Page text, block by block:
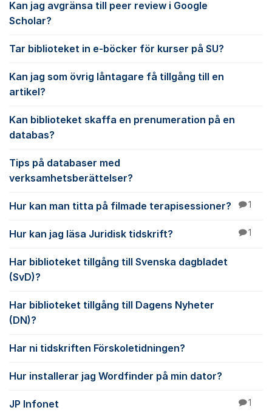
Kan jag avgränsa till peer review i Google
Scholar?
Tar biblioteket in e-böcker för kurser på SU?
Kan jag som övrig låntagare få tillgång till en
artikel?
Kan biblioteket skaffa en prenumeration på en
databas?
Tips på databaser med
verksamhetsberättelser?
Hur kan man titta på filmade terapisessioner? 1
Hur kan jag läsa Juridisk tidskrift? 1
Har biblioteket tillgång till Svenska dagbladet
(SvD)?
Har biblioteket tillgång till Dagens Nyheter
(DN)?
Har ni tidskriften Förskoletidningen?
Hur installerar jag Wordfinder på min dator?
JP Infonet 1